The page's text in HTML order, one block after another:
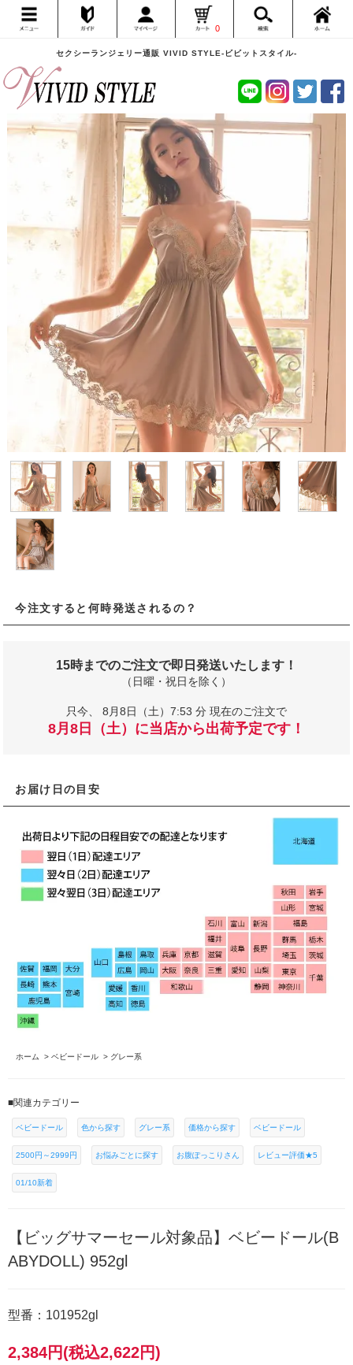
セクシーランジェリー通販 VIVID STYLE-ビビットスタイル-
0
今注文すると何時発送されるの？
15時までのご注文で即日発送いたします！
（日曜・祝日を除く）
只今、 8月8日（土）7:53 分 現在のご注文で
8月8日（土）に当店から出荷予定です！
お届け日の目安
ホーム > ベビードール > グレー系
■関連カテゴリー
ベビードール 色から探す グレー系 価格から探す ベビードール
2500円～2999円 お悩みごとに探す お腹ぽっこりさん レビュー評価★5
01/10新着
【ビッグサマーセール対象品】ベビードール(B
ABYDOLL) 952gl
型番：101952gl
2,384円(税込2,622円)